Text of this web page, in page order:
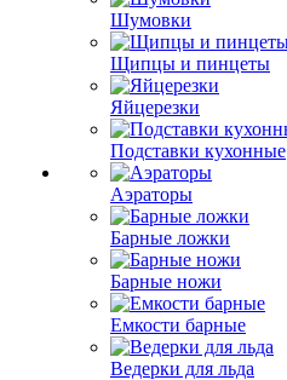
Шумовки
Щипцы и пинцеты
Яйцерезки
Подставки кухонные
Аэраторы
Барные ложки
Барные ножи
Емкости барные
Ведерки для льда